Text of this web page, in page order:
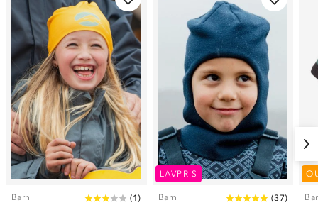
Barn (1 )
LAVPRIS
Barn (37)